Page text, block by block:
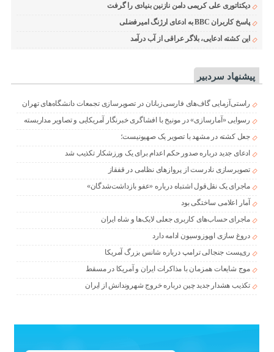
دیکتاتوری علی کریمی دامن نازنین بنیادی را گرفت
پاسخ کاربران BBC به ادعای ارژنگ امیرفضلی
این کشته ادعایی، بلاگر عراقی از آب درآمد
پیشنهاد سردبیر
راستی‌آزمایی گاف‌های فارسی‌زبانان در تصویرسازی تجمعات دانشگاه‌های تهران
رسوایی «آمارسازی» در مونیخ با افشاگری خبرنگار آمریکایی و تصاویر مداربسته
جعل کشته در مشهد با تصویر یک صهیونیست؛
ادعای جدید درباره صدور حکم اعدام برای یک ورزشکار تکذیب شد
تصویرسازی نادرست از پروازهای نظامی در قفقاز
ماجرای یک نقل‌قول اشتباه درباره «عفو بازداشت‌شدگان»
آمار اعلامی ساختگی بود
ماجرای حساب‌های کاربری جعلی لایک‌ها و شاه ایران
دروغ سازی اوپوزوسیون ادامه دارد
ری‌پست جنجالی ترامپ درباره شانس بزرگ آمریکا
موج شایعات همزمان با مذاکرات ایران و آمریکا در مسقط
تکذیب هشدار جدید چین درباره خروج شهروندانش از ایران